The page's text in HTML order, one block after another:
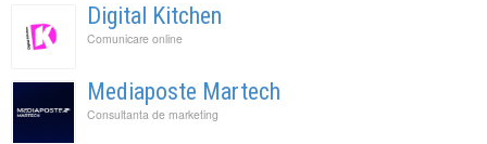
Digital Kitchen
Comunicare online
Mediaposte Martech
Consultanta de marketing